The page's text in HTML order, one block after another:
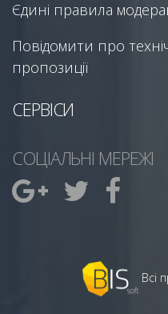
Єдині правила
Повідомити про
пропозиції
СЕРВІСИ
СОЦІАЛЬНІ МЕРЕЖІ
Всі